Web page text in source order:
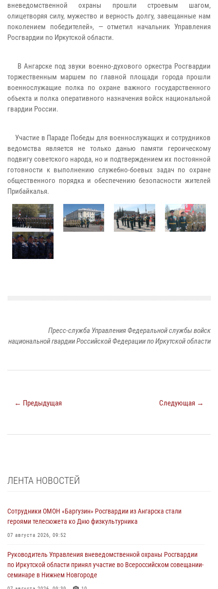
вневедомственной охраны прошли строевым шагом,
олицетворяя силу, мужество и верность долгу, завещанные нам
поколением победителей», — отметил начальник Управления
Росгвардии по Иркутской области.
В Ангарске под звуки военно-духового оркестра Росгвардии
торжественным маршем по главной площади города прошли
военнослужащие полка по охране важного государственного
объекта и полка оперативного назначения войск национальной
гвардии России.
Участие в Параде Победы для военнослужащих и сотрудников
ведомства является не только данью памяти героическому
подвигу советского народа, но и подтверждением их постоянной
готовности к выполнению служебно-боевых задач по охране
общественного порядка и обеспечению безопасности жителей
Прибайкалья.
Пресс-служба Управления Федеральной службы войск
национальной гвардии Российской Федерации по Иркутской области
← Предыдущая Следующая →
ЛЕНТА НОВОСТЕЙ
Сотрудники ОМОН «Баргузин» Росгвардии из Ангарска стали
героями телесюжета ко Дню физкультурника
07 августа 2026, 09:52
Руководитель Управления вневедомственной охраны Росгвардии
по Иркутской области принял участие во Всероссийском совещании-
семинаре в Нижнем Новгороде